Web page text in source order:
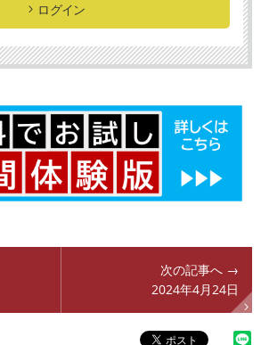
ログイン
次の記事へ →
2024年4月24日